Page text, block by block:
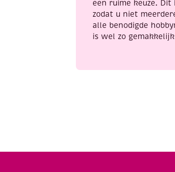
een ruime keuze.
zodat u niet
alle benodigde
is wel zo